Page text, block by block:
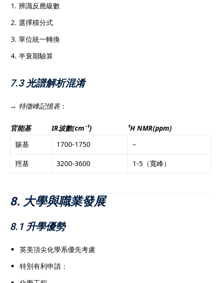
辨識反應級數
選擇積分式
單位統一轉換
半衰期驗算
7.3 光譜解析混淆
→ 特徵峰記憶表：
官能基 IR波數(cm⁻¹)
¹H NMR(ppm)
羰基
1700-1750 –
羥基 3200-3600 1-5（寬峰）
8. 大學與職業發展
8.1 升學優勢
英美頂尖化學系優先考慮
特別有利申請：